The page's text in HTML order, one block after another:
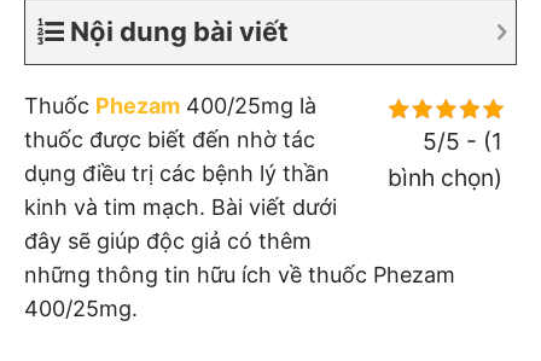
Nội dung bài viết
5/5 - (1
bình chọn)
Thuốc Phezam 400/25mg là
thuốc được biết đến nhờ tác
dụng điều trị các bệnh lý thần
kinh và tim mạch. Bài viết dưới
đây sẽ giúp độc giả có thêm
những thông tin hữu ích về thuốc Phezam
400/25mg.